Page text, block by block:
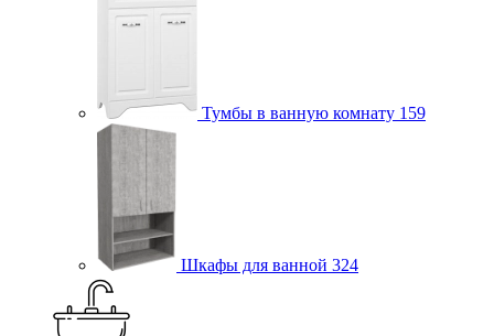
Тумбы в ванную комнату 159
Шкафы для ванной 324